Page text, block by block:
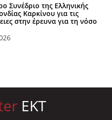
Συνέδριο της Ελληνικής
Καρκίνου για τις
στην έρευνα για τη νόσο
EKT